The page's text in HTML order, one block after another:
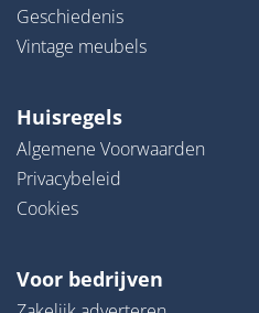
Geschiedenis
Vintage meubels
Huisregels
Algemene Voorwaarden
Privacybeleid
Cookies
Voor bedrijven